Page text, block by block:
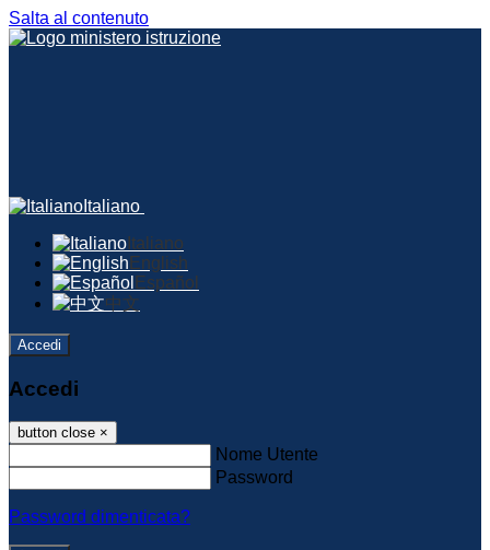
Salta al contenuto
Italiano
Italiano
English
Español
中文
Accedi
Accedi
button close ×
Nome Utente
Password
Password dimenticata?